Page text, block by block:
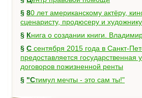
§ 80 лет американскому актёру, кинорежиссёру,
сценаристу, продюсеру и
§
Книга о создании книги.
§ С сентября 2015 года в Санкт-Петербурге
предоставляется государственная
договоров пожизненной ренты
§
"Стимул мечты - это сам ты!"